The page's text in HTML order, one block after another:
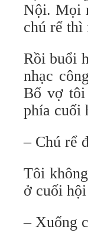
Nội. Mọi
chú rể thì
Rồi buổi
nhạc
Bố vợ tôi
phía cuối
– Chú rể
Tôi
ở cuối
– Xuống